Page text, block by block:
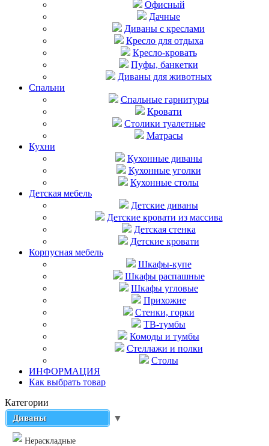
Офисный
Дачные
Диваны с креслами
Кресло для отдыха
Кресло-кровать
Пуфы, банкетки
Диваны для животных
Спальни
Cпальные гарнитуры
Кровати
Столики туалетные
Матрасы
Кухни
Кухонные диваны
Кухонные уголки
Кухонные столы
Детская мебель
Детские диваны
Детские кровати из массива
Детская стенка
Детские кровати
Корпусная мебель
Шкафы-купе
Шкафы распашные
Шкафы угловые
Прихожие
Стенки, горки
ТВ-тумбы
Комоды и тумбы
Стеллажи и полки
Столы
ИНФОРМАЦИЯ
Как выбрать товар
Категории
Диваны ▼
Нераскладные